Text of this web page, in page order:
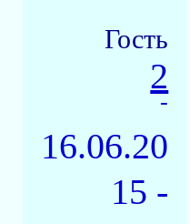
Гость
2
-
16.06.20
15 -